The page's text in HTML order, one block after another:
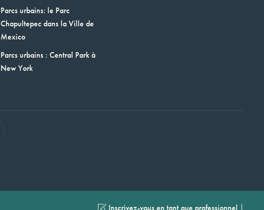
Parcs urbains: le Parc
Chapultepec dans la Ville de
Mexico
Parcs urbains : Central Park à
New York
|